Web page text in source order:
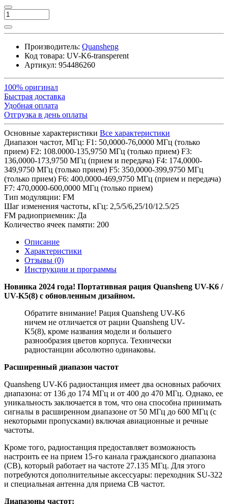
Производитель: Quansheng
Код товара: UV-K6-transperent
Артикул: 954486260
100% оригинал
Быстрая доставка
Удобная оплата
Отгрузка в день оплаты
Основные характеристики Все характеристики
Диапазон частот, МГц: F1: 50,0000-76,0000 МГц (только
прием) F2: 108.0000-135,9750 МГц (только прием) F3:
136,0000-173,9750 МГц (прием и передача) F4: 174,0000-
349,9750 МГц (только прием) F5: 350,0000-399,9750 МГц
(только прием) F6: 400,0000-469,9750 МГц (прием и передача)
F7: 470,0000-600,0000 МГц (только прием)
Тип модуляции: FM
Шаг изменения частоты, кГц: 2,5/5/6,25/10/12.5/25
FM радиоприемник: Да
Количество ячеек памяти: 200
Описание
Характеристики
Отзывы (0)
Инструкции и программы
Новинка 2024 года! Портативная рация Quansheng UV-K6 /
UV-K5(8) с обновленным дизайном.
Обратите внимание! Рация Quansheng UV-K6
ничем не отличается от рации Quansheng UV-
K5(8), кроме названия модели и большего
разнообразия цветов корпуса. Технически
радиостанции абсолютно одинаковы.
Расширенный диапазон частот
Quansheng UV-K6 радиостанция имеет два основных рабочих
диапазона: от 136 до 174 МГц и от 400 до 470 МГц. Однако, ее
уникальность заключается в том, что она способна принимать
сигналы в расширенном диапазоне от 50 МГц до 600 МГц (с
некоторыми пропусками) включая авиационные и речные
частоты.
Кроме того, радиостанция предоставляет возможность
настроить ее на прием 15-го канала гражданского диапазона
(CB), который работает на частоте 27.135 МГц. Для этого
потребуются дополнительные аксессуары: переходник SU-322
и специальная антенна для приема CB частот.
Диапазоны частот: